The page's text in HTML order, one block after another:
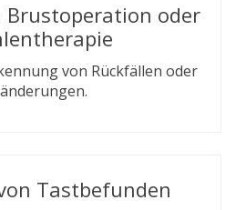
Brustoperation oder
von Rückfällen oder
Tastbefunden